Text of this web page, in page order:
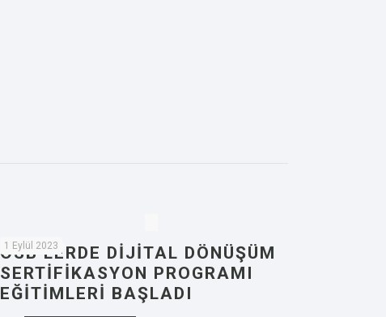
1 Eylül 2023
OSB’LERDE DİJİTAL DÖNÜŞÜM
SERTİFİKASYON PROGRAMI
EĞİTİMLERİ BAŞLADI